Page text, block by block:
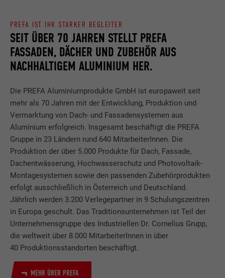
SEIT ÜBER 70 JAHREN STELLT PREFA
FASSADEN, DÄCHER UND ZUBEHÖR AUS
NACHHALTIGEM ALUMINIUM HER.
PREFA IST IHR STARKER BEGLEITER
Die PREFA Aluminiumprodukte GmbH ist europaweit seit
mehr als 70 Jahren mit der Entwicklung, Produktion und
Vermarktung von Dach- und Fassadensystemen aus
Aluminium erfolgreich. Insgesamt beschäftigt die PREFA
Gruppe in 23 Ländern rund 640 MitarbeiterInnen. Die
Produktion der über 5.000 Produkte für Dach, Fassade,
Dachentwässerung, Hochwasserschutz und Photovoltaik-
Montagesystemen sowie den passenden Zubehörprodukten
erfolgt ausschließlich in Österreich und Deutschland.
Jährlich werden 3.200 Verlegepartner in 9 Schulungszentren
in Europa geschult. Das Traditionsunternehmen ist Teil der
Unternehmensgruppe des Industriellen Dr. Cornelius Grupp,
die weltweit über 8.000 MitarbeiterInnen in über
40 Produktionsstandorten beschäftigt.
MEHR ÜBER PREFA